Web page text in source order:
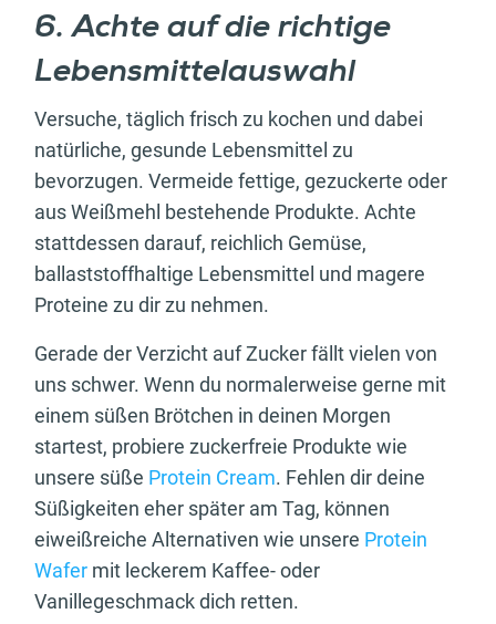
6. Achte auf die richtige
Lebensmittelauswahl
Versuche, täglich frisch zu kochen und dabei
natürliche, gesunde Lebensmittel zu
bevorzugen. Vermeide fettige, gezuckerte oder
aus Weißmehl bestehende Produkte. Achte
stattdessen darauf, reichlich Gemüse,
ballaststoffhaltige Lebensmittel und magere
Proteine zu dir zu nehmen.
Gerade der Verzicht auf Zucker fällt vielen von
uns schwer. Wenn du normalerweise gerne mit
einem süßen Brötchen in deinen Morgen
startest, probiere zuckerfreie Produkte wie
unsere süße Protein Cream. Fehlen dir deine
Süßigkeiten eher später am Tag, können
eiweißreiche Alternativen wie unsere Protein
Wafer mit leckerem Kaffee- oder
Vanillegeschmack dich retten.